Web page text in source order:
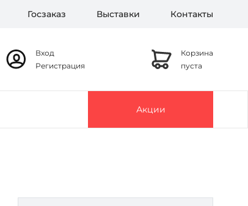
Госзаказ Выставки Контакты
Вход
Регистрация
Корзина
пуста
Акции